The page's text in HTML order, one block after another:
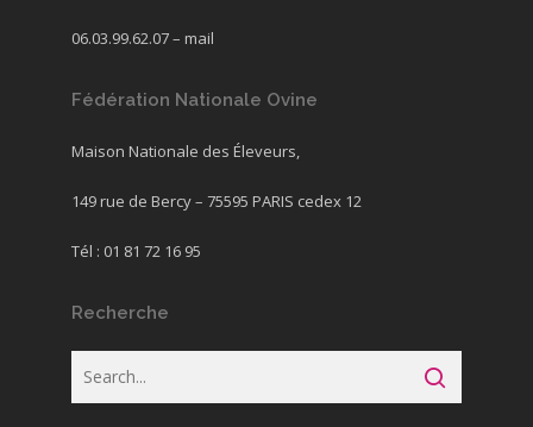
06.03.99.62.07 – mail
Fédération Nationale Ovine
Maison Nationale des Éleveurs,
149 rue de Bercy – 75595 PARIS cedex 12
Tél : 01 81 72 16 95
Recherche